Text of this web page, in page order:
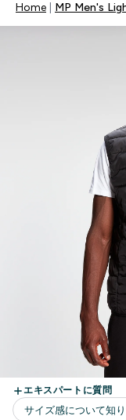
Home MP Men's